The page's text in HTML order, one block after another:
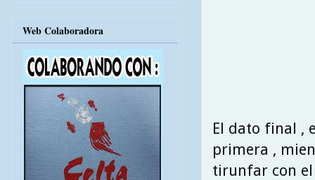
El dato final ,
primera ,
tirunfar con
Web Colaboradora